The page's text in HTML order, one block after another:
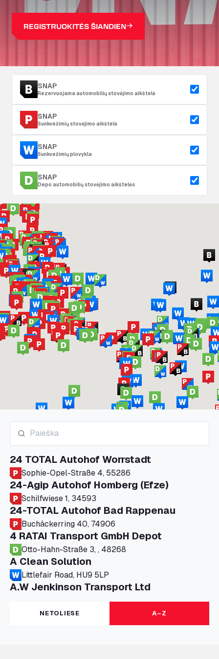
REGISTRUOKITĖS ŠIANDIEN
SNAP
Rezervuojama automobilių stovėjimo aikštelė
SNAP
Sunkvežimių stovėjimo aikštelė
SNAP
Sunkvežimių plovykla
SNAP
Depo automobilių stovėjimo aikštelės
24 TOTAL Autohof Worrstadt
Sophie-Opel-Straße 4, 55286
24-Agip Autohof Homberg (Efze)
Schilfwiese 1, 34593
24-TOTAL Autohof Bad Rappenau
Buchäckerring 40, 74906
4 RATAI Transport GmbH Depot
Otto-Hahn-Straße 3, , 48268
A Clean Solution
Littlefair Road, HU9 5LP
A.W Jenkinson Transport Ltd
Progress House, ME11 5GA
A+G Nettetal - Depot Parking
Am Panneschopp 7, 41334
NETOLIESE A–Z